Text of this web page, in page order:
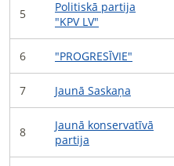
5
Politiskā partija
"KPV LV"
6 "PROGRESĪVIE"
7 Jaunā Saskaņa
8
Jaunā konservatīvā
partija